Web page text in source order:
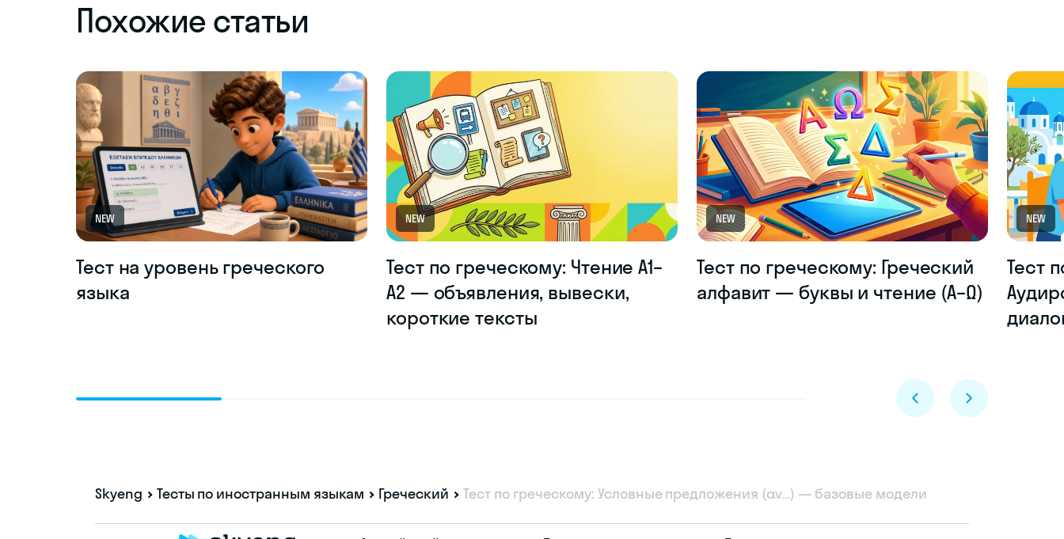
Похожие статьи
NEW
Тест на уровень греческого
языка
NEW
Тест по греческому: Чтение A1–
A2 — объявления, вывески,
короткие тексты
NEW
Тест по греческому: Греческий
алфавит — буквы и чтение (Α–Ω)
NEW
Тест
Skyeng Тесты по иностранным языкам Греческий Тест по греческому: Условные предложения (αν…) — базовые модели